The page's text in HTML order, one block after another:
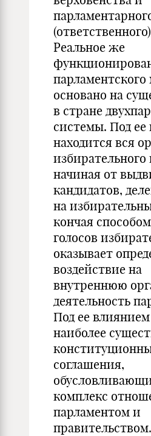
Реальное же
основано на
в стране
системы. Под
находится вся
начиная от
кандидатов,
на
кончая
голосов
оказывает
воздействие на
внутреннюю
деятельность
Под ее
наиболее
соглашения,
комплекс
парламентом и
правительством.